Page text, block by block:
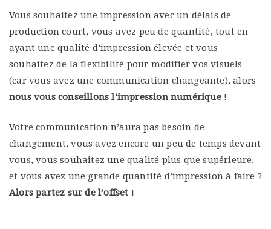
Vous souhaitez une impression avec un délais de
production court, vous avez peu de quantité, tout en
ayant une qualité d’impression élevée et vous
souhaitez de la flexibilité pour modifier vos visuels
(car vous avez une communication changeante), alors
nous vous conseillons l’impression numérique!
Votre communication n’aura pas besoin de
changement, vous avez encore un peu de temps devant
vous, vous souhaitez une qualité plus que supérieure,
et vous avez une grande quantité d’impression à faire ?
Alors partez sur de l’offset !